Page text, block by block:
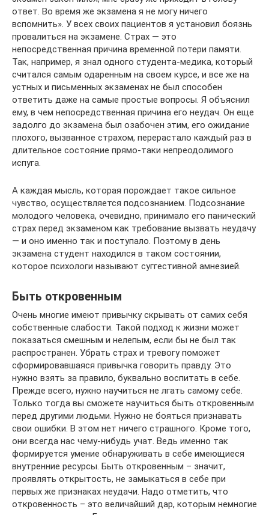
ответ. Во время же экзамена я не могу ничего
вспомнить». У всех своих пациентов я установил боязнь
провалиться на экзамене. Страх — это
непосредственная причина временной потери памяти.
Так, например, я знал одного студента-медика, который
считался самым одаренным на своем курсе, и все же на
устных и письменных экзаменах не был способен
ответить даже на самые простые вопросы. Я объяснил
ему, в чем непосредственная причина его неудач. Он еще
задолго до экзамена был озабочен этим, его ожидание
плохого, вызванное страхом, перерастало каждый раз в
длительное состояние прямо-таки непреодолимого
испуга.
А каждая мысль, которая порождает такое сильное
чувство, осуществляется подсознанием. Подсознание
молодого человека, очевидно, принимало его панический
страх перед экзаменом как требование вызвать неудачу
— и оно именно так и поступало. Поэтому в день
экзамена студент находился в таком состоянии,
которое психологи называют суггестивной амнезией.
Быть откровенным
Очень многие имеют привычку скрывать от самих себя
собственные слабости. Такой подход к жизни может
показаться смешным и нелепым, если бы не был так
распространен. Убрать страх и тревогу поможет
сформировавшаяся привычка говорить правду. Это
нужно взять за правило, буквально воспитать в себе.
Прежде всего, нужно научиться не лгать самому себе.
Только тогда вы сможете научиться быть откровенным
перед другими людьми. Нужно не бояться признавать
свои ошибки. В этом нет ничего страшного. Кроме того,
они всегда нас чему-нибудь учат. Ведь именно так
формируется умение обнаруживать в себе имеющиеся
внутренние ресурсы. Быть откровенным – значит,
проявлять открытость, не замыкаться в себе при
первых же признаках неудачи. Надо отметить, что
откровенность – это величайший дар, которым немногие